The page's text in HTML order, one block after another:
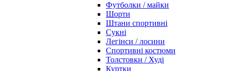
Футболки / майки
Шорти
Штани спортивні
Сукні
Легінси / лосини
Спортивні костюми
Толстовки / Худі
Куртки